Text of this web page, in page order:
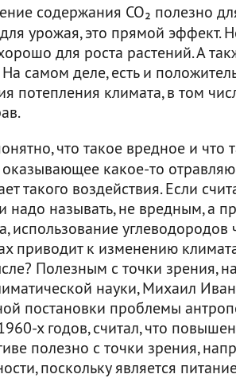
содержания СО₂ полезно
урожая, это прямой эффект.
для роста растений. А
самом деле, есть и
потепления климата, в том
что такое вредное и что
какое-то
такого воздействия. Если
и надо называть, не вредным, а
использование
приводит к изменению
Полезным с точки зрения,
науки, Михаил
постановки проблемы
х годов, считал, что
полезно с точки зрения,
поскольку является